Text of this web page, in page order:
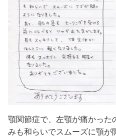
顎関節症で、左顎が痛かった
みも和らいでスムーズに顎が